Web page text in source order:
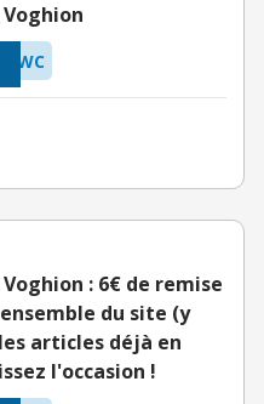
2WC
: 6€ de remise
du site (y
articles déjà en
l'occasion !